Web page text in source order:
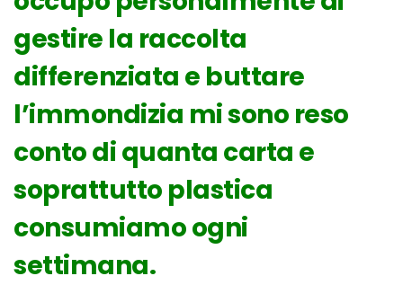
gestire la raccolta
differenziata e buttare
l’immondizia mi sono reso
conto di quanta carta e
soprattutto plastica
consumiamo ogni
settimana.